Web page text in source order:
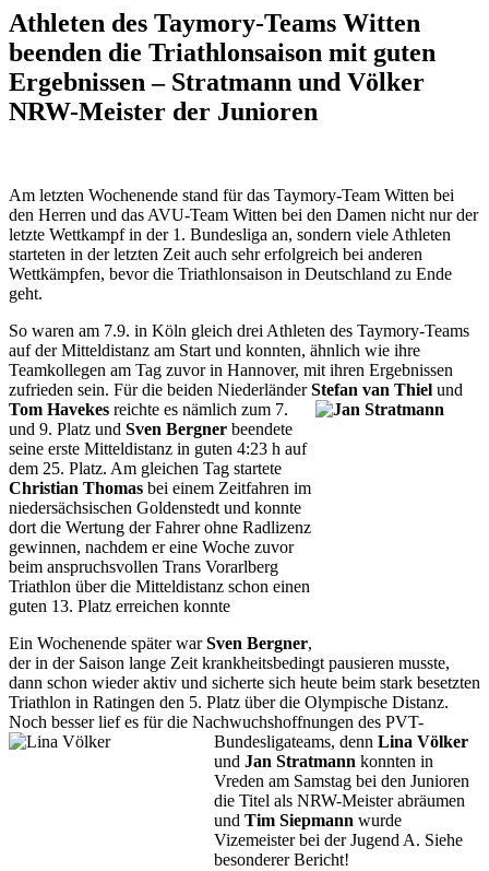
Athleten des Taymory-Teams Witten
beenden die Triathlonsaison mit guten
Ergebnissen – Stratmann und Völker
NRW-Meister der Junioren
Am letzten Wochenende stand für das Taymory-Team Witten bei
den Herren und das AVU-Team Witten bei den Damen nicht nur der
letzte Wettkampf in der 1. Bundesliga an, sondern viele Athleten
starteten in der letzten Zeit auch sehr erfolgreich bei anderen
Wettkämpfen, bevor die Triathlonsaison in Deutschland zu Ende
geht.
So waren am 7.9. in Köln gleich drei Athleten des Taymory-Teams
auf der Mitteldistanz am Start und konnten, ähnlich wie ihre
Teamkollegen am Tag zuvor in Hannover, mit ihren Ergebnissen
zufrieden sein. Für die beiden NiederländerStefan van Thiel und
Tom Havekes reichte es nämlich zum 7.
und 9. Platz und Sven Bergner beendete
seine erste Mitteldistanz in guten 4:23 h auf
dem 25. Platz. Am gleichen Tag startete
Christian Thomas bei einem Zeitfahren im
niedersächsischen Goldenstedt und konnte
dort die Wertung der Fahrer ohne Radlizenz
gewinnen, nachdem er eine Woche zuvor
beim anspruchsvollen Trans Vorarlberg
Triathlon über die Mitteldistanz schon einen
guten 13. Platz erreichen konnte
Ein Wochenende später warSven Bergner,
der in der Saison lange Zeit krankheitsbedingt pausieren musste,
dann schon wieder aktiv und sicherte sich heute beim stark besetzten
Triathlon in Ratingen den 5. Platz über die Olympische Distanz.
Noch besser lief es für die Nachwuchshoffnungen des PVT-
Bundesligateams, denn Lina Völker
und Jan Stratmann konnten in
Vreden am Samstag bei den Junioren
die Titel als NRW-Meister abräumen
und Tim Siepmann wurde
Vizemeister bei der Jugend A. Siehe
besonderer Bericht!